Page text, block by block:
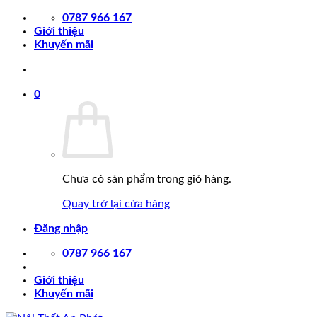
Chuyển
0787 966 167
Giới thiệu
Khuyến mãi
0
Chưa có sản phẩm trong giỏ hàng.
Quay trở lại cửa hàng
Đăng nhập
0787 966 167
Giới thiệu
Khuyến mãi